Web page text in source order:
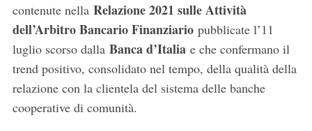
contenute nella Relazione 2021 sulle Attività
dell’Arbitro Bancario Finanziario pubblicate l’11
luglio scorso dalla Banca d’Italiae che confermano il
trend positivo, consolidato nel tempo, della qualità della
relazione con la clientela del sistema delle banche
cooperative di comunità.